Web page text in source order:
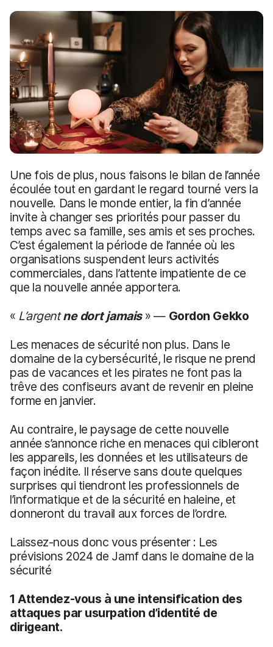
a
Une fois de plus, nous faisons le bilan de l’année
écoulée tout en gardant le regard tourné vers la
nouvelle. Dans le monde entier, la fin d’année
invite à changer ses priorités pour passer du
temps avec sa famille, ses amis et ses proches.
C’est également la période de l’année où les
organisations suspendent leurs activités
commerciales, dans l’attente impatiente de ce
que la nouvelle année apportera.
« L’argentne dort jamais» — Gordon Gekko
Les menaces de sécurité non plus. Dans le
domaine de la cybersécurité, le risque ne prend
pas de vacances et les pirates ne font pas la
trêve des confiseurs avant de revenir en pleine
forme en janvier.
Au contraire, le paysage de cette nouvelle
année s’annonce riche en menaces qui cibleront
les appareils, les données et les utilisateurs de
façon inédite. Il réserve sans doute quelques
surprises qui tiendront les professionnels de
l’informatique et de la sécurité en haleine, et
donneront du travail aux forces de l’ordre.
Laissez-nous donc vous présenter : Les
prévisions 2024 de Jamf dans le domaine de la
sécurité
1 Attendez-vous à une intensification des
attaques par usurpation d’identité de
dirigeant.